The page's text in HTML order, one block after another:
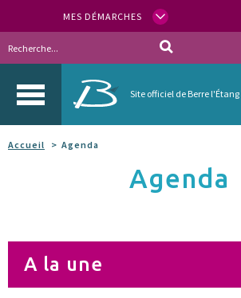
MES DÉMARCHES
Site officiel de Berre l'Étang
Accueil Agenda
Agenda
A la une